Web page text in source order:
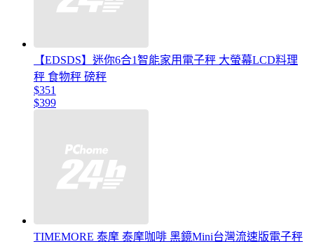
【EDSDS】迷你6合1智能家用電子秤 大螢幕LCD料理
秤 食物秤 磅秤
$351
$399
TIMEMORE 泰摩 泰摩咖啡 黑鏡Mini台灣流速版電子秤